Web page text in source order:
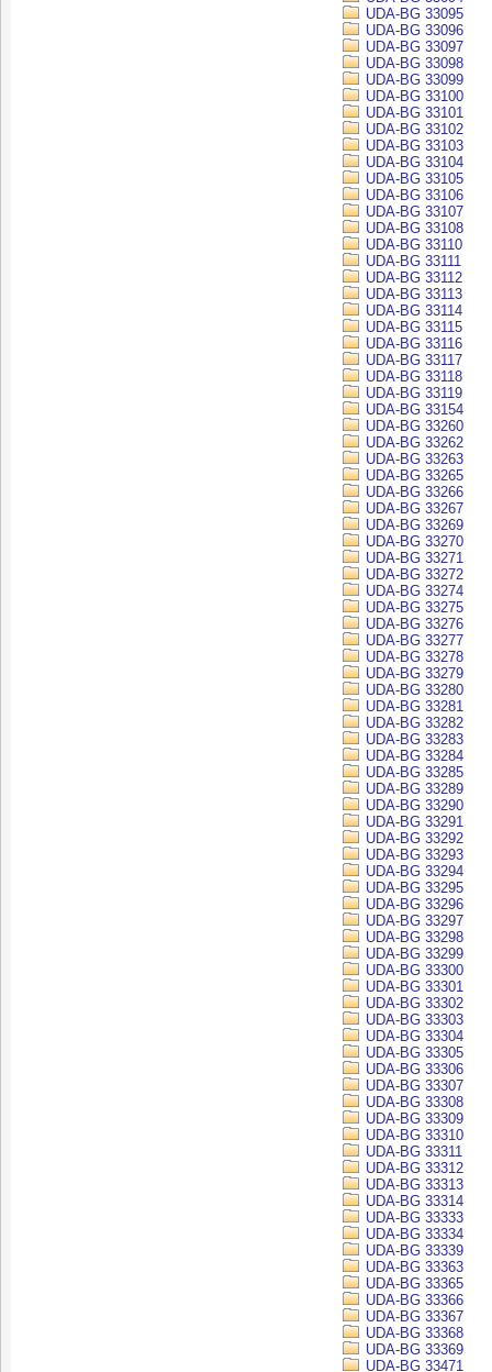
UDA-BG 33095
UDA-BG 33096
UDA-BG 33097
UDA-BG 33098
UDA-BG 33099
UDA-BG 33100
UDA-BG 33101
UDA-BG 33102
UDA-BG 33103
UDA-BG 33104
UDA-BG 33105
UDA-BG 33106
UDA-BG 33107
UDA-BG 33108
UDA-BG 33110
UDA-BG 33111
UDA-BG 33112
UDA-BG 33113
UDA-BG 33114
UDA-BG 33115
UDA-BG 33116
UDA-BG 33117
UDA-BG 33118
UDA-BG 33119
UDA-BG 33154
UDA-BG 33260
UDA-BG 33262
UDA-BG 33263
UDA-BG 33265
UDA-BG 33266
UDA-BG 33267
UDA-BG 33269
UDA-BG 33270
UDA-BG 33271
UDA-BG 33272
UDA-BG 33274
UDA-BG 33275
UDA-BG 33276
UDA-BG 33277
UDA-BG 33278
UDA-BG 33279
UDA-BG 33280
UDA-BG 33281
UDA-BG 33282
UDA-BG 33283
UDA-BG 33284
UDA-BG 33285
UDA-BG 33289
UDA-BG 33290
UDA-BG 33291
UDA-BG 33292
UDA-BG 33293
UDA-BG 33294
UDA-BG 33295
UDA-BG 33296
UDA-BG 33297
UDA-BG 33298
UDA-BG 33299
UDA-BG 33300
UDA-BG 33301
UDA-BG 33302
UDA-BG 33303
UDA-BG 33304
UDA-BG 33305
UDA-BG 33306
UDA-BG 33307
UDA-BG 33308
UDA-BG 33309
UDA-BG 33310
UDA-BG 33311
UDA-BG 33312
UDA-BG 33313
UDA-BG 33314
UDA-BG 33333
UDA-BG 33334
UDA-BG 33339
UDA-BG 33363
UDA-BG 33365
UDA-BG 33366
UDA-BG 33367
UDA-BG 33368
UDA-BG 33369
UDA-BG 33471